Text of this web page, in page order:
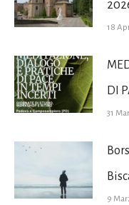
18
DI
31
9